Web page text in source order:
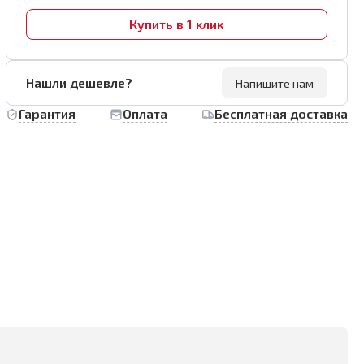
Купить в 1 клик
Нашли дешевле? Напишите нам
Гарантия Оплата Бесплатная доставка